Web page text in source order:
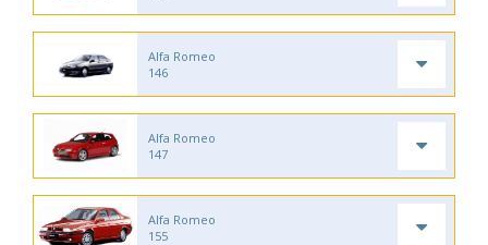
Alfa Romeo
146
Alfa Romeo
147
Alfa Romeo
155